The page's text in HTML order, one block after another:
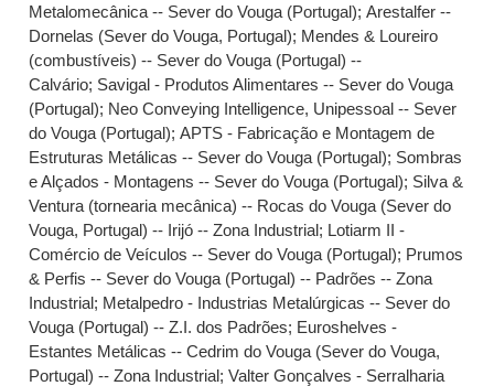
Metalomecânica -- Sever do Vouga (Portugal);Arestalfer --
Dornelas (Sever do Vouga, Portugal); Mendes & Loureiro
(combustíveis) -- Sever do Vouga (Portugal) --
Calvário; Savigal - Produtos Alimentares -- Sever do Vouga
(Portugal); Neo Conveying Intelligence, Unipessoal -- Sever
do Vouga (Portugal);APTS - Fabricação e Montagem de
Estruturas Metálicas -- Sever do Vouga (Portugal); Sombras
e Alçados - Montagens -- Sever do Vouga (Portugal); Silva &
Ventura (tornearia mecânica) -- Rocas do Vouga (Sever do
Vouga, Portugal) -- Irijó -- Zona Industrial; Lotiarm II -
Comércio de Veículos -- Sever do Vouga (Portugal); Prumos
& Perfis -- Sever do Vouga (Portugal) -- Padrões -- Zona
Industrial; Metalpedro - Industrias Metalúrgicas -- Sever do
Vouga (Portugal) -- Z.I. dos Padrões; Euroshelves -
Estantes Metálicas -- Cedrim do Vouga (Sever do Vouga,
Portugal) -- Zona Industrial;Valter Gonçalves - Serralharia